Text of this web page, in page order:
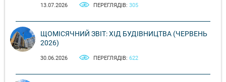
13.07.2026 ПЕРЕГЛЯДІВ: 305
ЩОМІСЯЧНИЙ ЗВІТ: ХІД БУДІВНИЦТВА (ЧЕРВЕНЬ
2026)
30.06.2026 ПЕРЕГЛЯДІВ: 622